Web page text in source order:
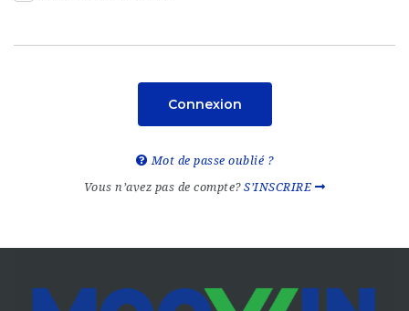
Connexion
Mot de passe oublié ?
Vous n’avez pas de compte?S’INSCRIRE